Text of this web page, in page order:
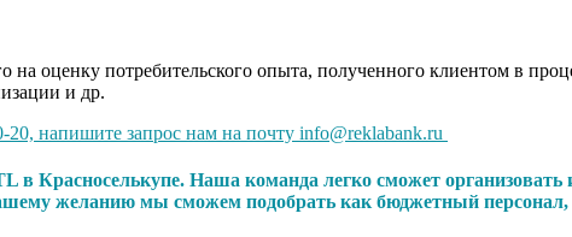
оценку потребительского опыта, полученного клиентом в
и др.
напишите запрос нам на почту info@reklabank.ru
в Красноселькупе. Наша команда легко сможет
желанию мы сможем подобрать как бюджетный персонал,